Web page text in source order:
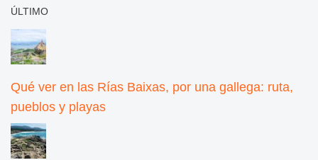
ÚLTIMO
Qué ver en las Rías Baixas, por una gallega: ruta,
pueblos y playas